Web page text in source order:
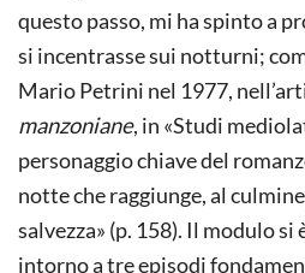
questo passo, mi ha spinto a
si incentrasse sui notturni;
Mario Petrini nel 1977,
manzoniane, in «Studi
personaggio chiave del
notte che raggiunge, al
salvezza» (p. 158). Il modulo
intorno a tre episodi